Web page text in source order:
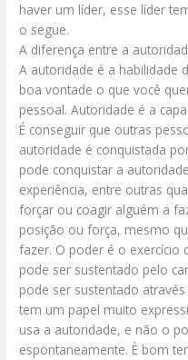
haver um líder, esse líder
o segue.
A diferença entre a
A autoridade é a habilidade
boa vontade o que você
pessoal. Autoridade é a
É conseguir que outras
autoridade é conquistada
pode conquistar a
experiência, entre outras
forçar ou coagir alguém a
posição ou força, mesmo
fazer. O poder é o exercício
pode ser sustentado pelo
pode ser sustentado
tem um papel muito
usa a autoridade, e não o
espontaneamente. È bom